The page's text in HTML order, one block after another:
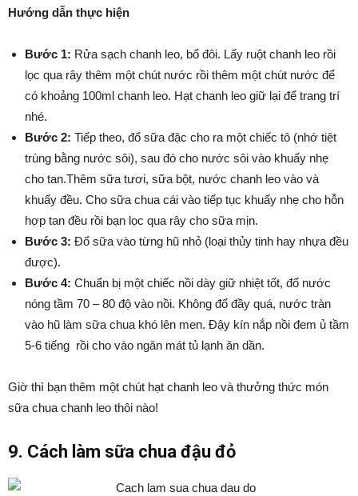
Hướng dẫn thực hiện
Bước 1: Rửa sạch chanh leo, bổ đôi. Lấy ruột chanh leo rồi
lọc qua rây thêm một chút nước rồi thêm một chút nước để
có khoảng 100ml chanh leo. Hạt chanh leo giữ lại để trang trí
nhé.
Bước 2: Tiếp theo, đổ sữa đặc cho ra một chiếc tô (nhớ tiệt
trùng bằng nước sôi), sau đó cho nước sôi vào khuấy nhẹ
cho tan.Thêm sữa tươi, sữa bột, nước chanh leo vào và
khuấy đều. Cho sữa chua cái vào tiếp tục khuấy nhẹ cho hỗn
hợp tan đều rồi bạn lọc qua rây cho sữa mịn.
Bước 3: Đổ sữa vào từng hũ nhỏ (loại thủy tinh hay nhựa đều
được).
Bước 4: Chuẩn bị một chiếc nồi dày giữ nhiệt tốt, đổ nước
nóng tầm 70 – 80 độ vào nồi. Không đổ đầy quá, nước tràn
vào hũ làm sữa chua khó lên men. Đậy kín nắp nồi đem ủ tầm
5-6 tiếng rồi cho vào ngăn mát tủ lạnh ăn dần.
Giờ thì bạn thêm một chút hạt chanh leo và thưởng thức món
sữa chua chanh leo thôi nào!
9. Cách làm sữa chua đậu đỏ